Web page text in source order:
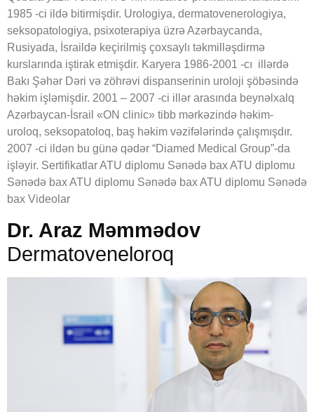
1985 -ci ildə bitirmişdir. Urologiya, dermatovenerologiya,
seksopatologiya, psixoterapiya üzrə Azərbaycanda,
Rusiyada, İsraildə keçirilmiş çoxsaylı təkmilləşdirmə
kurslarında iştirak etmişdir. Karyera 1986-2001 -cı illərdə
Bakı Şəhər Dəri və zöhrəvi dispanserinin uroloji şöbəsində
həkim işləmişdir. 2001 – 2007 -ci illər arasında beynəlxalq
Azərbaycan-İsrail «ON clinic» tibb mərkəzində həkim-
uroloq, seksopatoloq, baş həkim vəzifələrində çalışmışdır.
2007 -ci ildən bu günə qədər “Diamed Medical Group”-da
işləyir. Sertifikatlar ATU diplomu Sənədə bax ATU diplomu
Sənədə bax ATU diplomu Sənədə bax ATU diplomu Sənədə
bax Videolar
Dr. Araz Məmmədov
Dermatoveneloroq